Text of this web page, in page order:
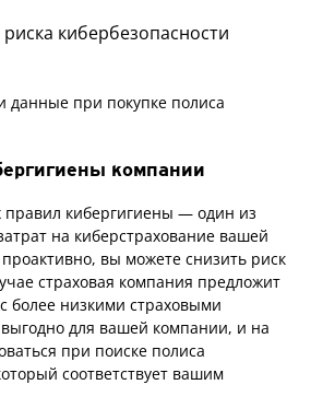
кибербезопасности
данные при покупке полиса
компании
правил кибергигиены — один из
на киберстрахование вашей
вы можете снизить риск
страховая компания предложит
более низкими страховыми
выгодно для вашей компании, и на
при поиске полиса
соответствует вашим